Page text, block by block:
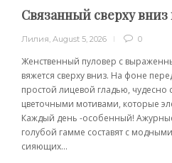
Связанный сверху вниз
Лилия August 5, 2026 0
Женственный пуловер с
вяжется сверху вниз. На фоне
простой лицевой гладью, чудесно
цветочными мотивами, которые
Каждый день -особенный!
голубой гамме составят с
сияющих...